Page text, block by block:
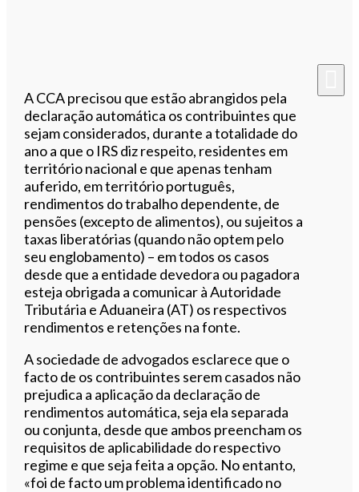
A CCA precisou que estão abrangidos pela
declaração automática os contribuintes que
sejam considerados, durante a totalidade do
ano a que o IRS diz respeito, residentes em
território nacional e que apenas tenham
auferido, em território português,
rendimentos do trabalho dependente, de
pensões (excepto de alimentos), ou sujeitos a
taxas liberatórias (quando não optem pelo
seu englobamento) – em todos os casos
desde que a entidade devedora ou pagadora
esteja obrigada a comunicar à Autoridade
Tributária e Aduaneira (AT) os respectivos
rendimentos e retenções na fonte.
A sociedade de advogados esclarece que o
facto de os contribuintes serem casados não
prejudica a aplicação da declaração de
rendimentos automática, seja ela separada
ou conjunta, desde que ambos preencham os
requisitos de aplicabilidade do respectivo
regime e que seja feita a opção. No entanto,
«foi de facto um problema identificado no